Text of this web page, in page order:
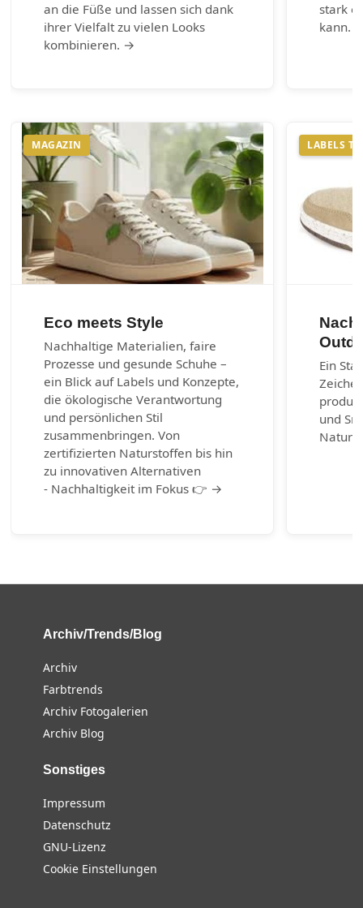
an die Füße und lassen sich dank
ihrer Vielfalt zu vielen Looks
kombinieren. →
stark
kann.
MAGAZIN
Eco meets Style
Nachhaltige Materialien, faire
Prozesse und gesunde Schuhe –
ein Blick auf Labels und Konzepte,
die ökologische Verantwortung
und persönlichen Stil
zusammenbringen. Von
zertifizierten Naturstoffen bis hin
zu innovativen Alternativen
- Nachhaltigkeit im Fokus 👉 →
LABELS
Ein
und
Archiv/Trends/Blog
Archiv
Farbtrends
Archiv Fotogalerien
Archiv Blog
Sonstiges
Impressum
Datenschutz
GNU-Lizenz
Cookie Einstellungen